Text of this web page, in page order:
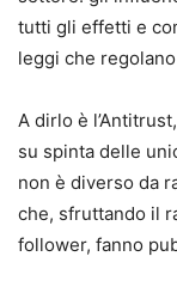
tutti gli effetti e
leggi che
A dirlo è
su spinta delle
non è diverso da
che, sfruttando il
follower, fanno